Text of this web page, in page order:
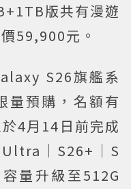
版共有漫遊
59,900元。
S26旗艦系
量預購，名額有
4月14日前完成
｜S26+｜S
量升級至512G